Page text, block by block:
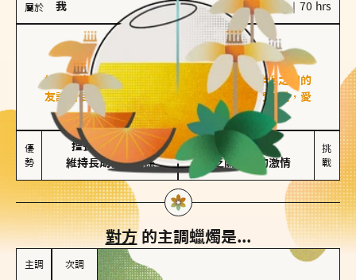
屬於 我 100 g｜70 hrs
好友型
佛手柑、橙花
好友型的人喜歡分享生活中的點滴，重視與伴侶之間的
友誼和信任，穩定感是重要的關鍵詞。對他們來說，愛
情是心靈深處的共鳴和理解。
優
勢
擅長聆聽與溝通
維持長期穩定關係
不喜歡變化
缺乏關係中的激情
挑
戰
對方的主調蠟燭是...
主調 次調